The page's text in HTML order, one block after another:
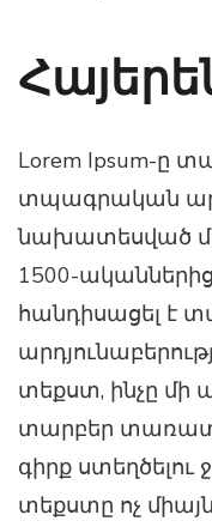
Lorem Ipsum-ը
տպագրական
նախատեսված
1500-
հանդիսացել է
տեքստ, ինչը մի
տարբեր
գիրք ստեղծելու
տեքստը ոչ